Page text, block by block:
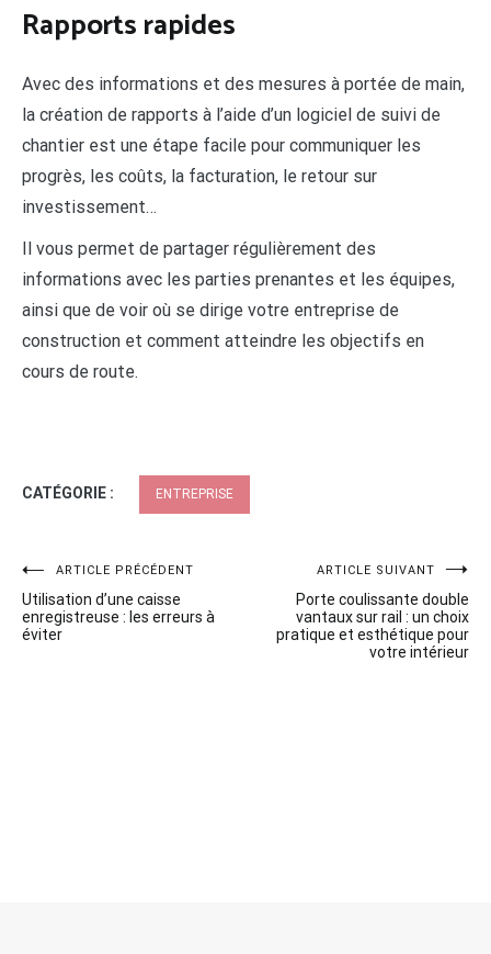
Rapports rapides
Avec des informations et des mesures à portée de main,
la création de rapports à l’aide d’un logiciel de suivi de
chantier est une étape facile pour communiquer les
progrès, les coûts, la facturation, le retour sur
investissement…
Il vous permet de partager régulièrement des
informations avec les parties prenantes et les équipes,
ainsi que de voir où se dirige votre entreprise de
construction et comment atteindre les objectifs en
cours de route.
CATÉGORIE : ENTREPRISE
Navigation
de
ARTICLE PRÉCÉDENT
Utilisation d’une caisse
enregistreuse : les erreurs à
éviter
ARTICLE SUIVANT
Porte coulissante double
vantaux sur rail : un choix
pratique et esthétique pour
votre intérieur